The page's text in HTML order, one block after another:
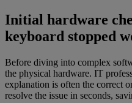
Initial hardware
keyboard stopped
Before diving into complex
the physical hardware. IT
explanation is often the correct
resolve the issue in seconds,